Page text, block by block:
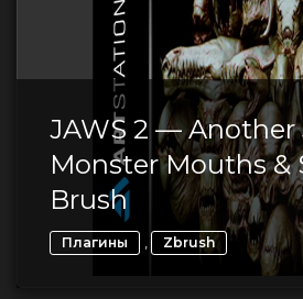
JAWS 2 — Another
Monster Mouths &
Brush
Плагины , Zbrush